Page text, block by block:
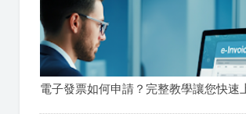
電子發票如何申請？完整教學讓您快速